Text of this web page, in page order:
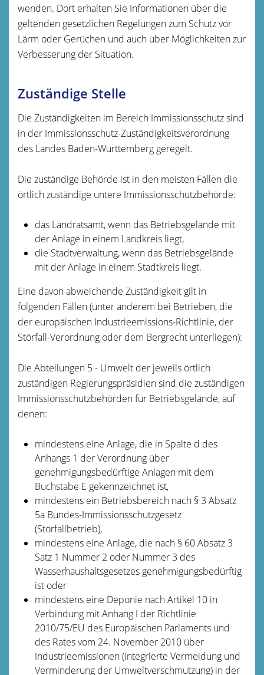
wenden. Dort erhalten Sie Informationen über die
geltenden gesetzlichen Regelungen zum Schutz vor
Lärm oder Gerüchen und auch über Möglichkeiten zur
Verbesserung der Situation.
Zuständige Stelle
Die Zuständigkeiten im Bereich Immissionsschutz sind
in der Immissionsschutz-Zuständigkeitsverordnung
des Landes Baden-Württemberg geregelt.
Die zuständige Behörde ist in den meisten Fällen die
örtlich zuständige untere Immissionsschutzbehörde:
das Landratsamt, wenn das Betriebsgelände mit
der Anlage in einem Landkreis liegt,
die Stadtverwaltung, wenn das Betriebsgelände
mit der Anlage in einem Stadtkreis liegt.
Eine davon abweichende Zuständigkeit gilt in
folgenden Fällen (unter anderem bei Betrieben, die
der europäischen Industrieemissions-Richtlinie, der
Störfall-Verordnung oder dem Bergrecht unterliegen):
Die Abteilungen 5 - Umwelt der jeweils örtlich
zuständigen Regierungspräsidien sind die zuständigen
Immissionsschutzbehörden für Betriebsgelände, auf
denen:
mindestens eine Anlage, die in Spalte d des
Anhangs 1 der Verordnung über
genehmigungsbedürftige Anlagen mit dem
Buchstabe E gekennzeichnet ist,
mindestens ein Betriebsbereich nach § 3 Absatz
5a Bundes-Immissionsschutzgesetz
(Störfallbetrieb),
mindestens eine Anlage, die nach § 60 Absatz 3
Satz 1 Nummer 2 oder Nummer 3 des
Wasserhaushaltsgesetzes genehmigungsbedürftig
ist oder
mindestens eine Deponie nach Artikel 10 in
Verbindung mit Anhang I der Richtlinie
2010/75/EU des Europäischen Parlaments und
des Rates vom 24. November 2010 über
Industrieemissionen (integrierte Vermeidung und
Verminderung der Umweltverschmutzung) in der